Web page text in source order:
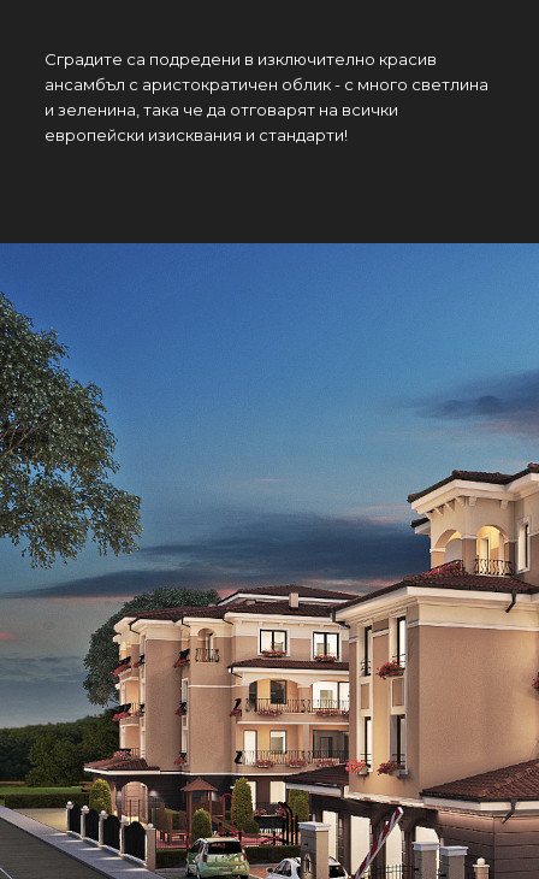
Сградите са подредени в изключително красив
ансамбъл с аристократичен облик - с много светлина
и зеленина, така че да отговарят на всички
европейски изисквания и стандарти!